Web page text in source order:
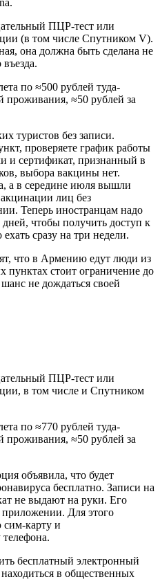
ПЦР-тест или
(в том числе Спутником V).
она должна быть сделана не
по ≈500 рублей туда-
проживания, ≈50 рублей за
туристов без записи.
проверяете график работы
и сертификат, признанный в
выбора вакцины нет.
а в середине июля вышли
лиц без
Теперь иностранцам надо
чтобы получить доступ к
сразу на три недели.
что в Армению едут люди из
пунктах стоит ограничение до
не дождаться своей
ПЦР-тест или
в том числе и Спутником
по ≈770 рублей туда-
проживания, ≈50 рублей за
объявила, что будет
бесплатно. Записи на
не выдают на руки. Его
Для этого
сим-карту и
телефона.
бесплатный электронный
в общественных